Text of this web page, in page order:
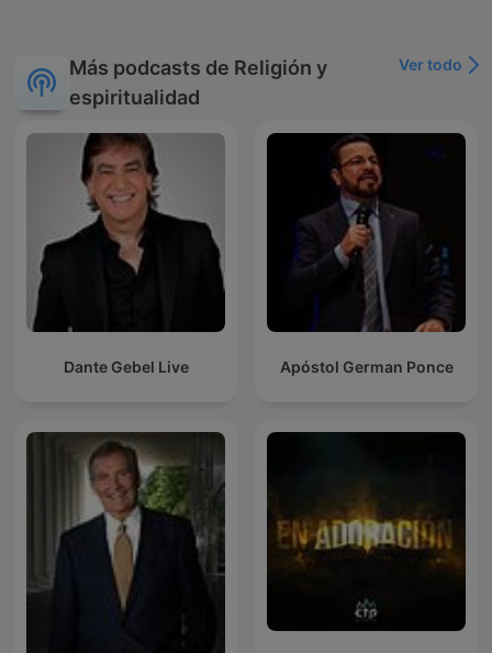
Más podcasts de Religión y
espiritualidad
Ver todo
Dante Gebel Live Apóstol German Ponce